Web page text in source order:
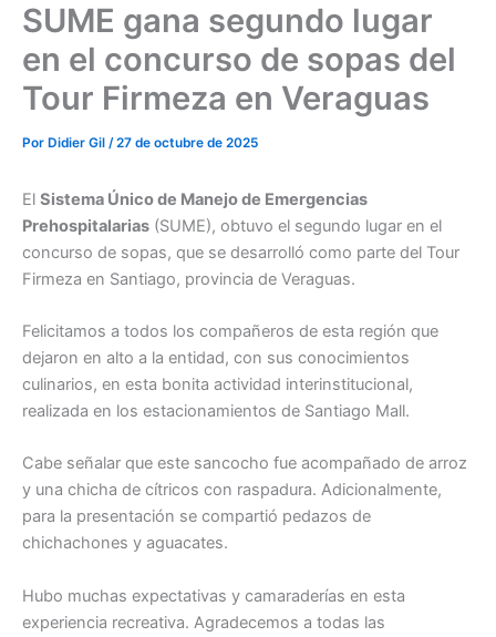
SUME gana segundo lugar
en el concurso de sopas del
Tour Firmeza en Veraguas
Por Didier Gil /27 de octubre de 2025
El Sistema Único de Manejo de Emergencias
Prehospitalarias (SUME), obtuvo el segundo lugar en el
concurso de sopas, que se desarrolló como parte del Tour
Firmeza en Santiago, provincia de Veraguas.
Felicitamos a todos los compañeros de esta región que
dejaron en alto a la entidad, con sus conocimientos
culinarios, en esta bonita actividad interinstitucional,
realizada en los estacionamientos de Santiago Mall.
Cabe señalar que este sancocho fue acompañado de arroz
y una chicha de cítricos con raspadura. Adicionalmente,
para la presentación se compartió pedazos de
chichachones y aguacates.
Hubo muchas expectativas y camaraderías en esta
experiencia recreativa. Agradecemos a todas las